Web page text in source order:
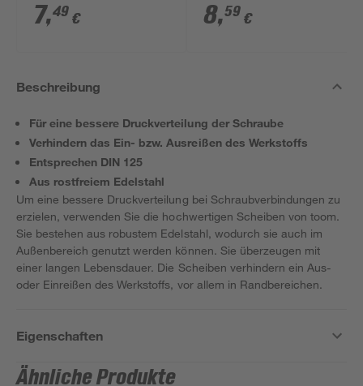
7,49 € 8,59 €
Beschreibung
Für eine bessere Druckverteilung der Schraube
Verhindern das Ein- bzw. Ausreißen des Werkstoffs
Entsprechen DIN 125
Aus rostfreiem Edelstahl
Um eine bessere Druckverteilung bei Schraubverbindungen zu
erzielen, verwenden Sie die hochwertigen Scheiben von toom.
Sie bestehen aus robustem Edelstahl, wodurch sie auch im
Außenbereich genutzt werden können. Sie überzeugen mit
einer langen Lebensdauer. Die Scheiben verhindern ein Aus-
oder Einreißen des Werkstoffs, vor allem in Randbereichen.
Eigenschaften
Ähnliche Produkte